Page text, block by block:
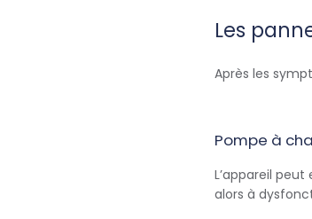
Les
Après les
Pompe à
L’appareil
alors à